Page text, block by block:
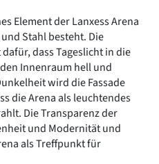
Element der Lanxess Arena
Stahl besteht. Die
dass Tageslicht in die
Innenraum hell und
wird die Fassade
die Arena als leuchtendes
Die Transparenz der
und Modernität und
als Treffpunkt für